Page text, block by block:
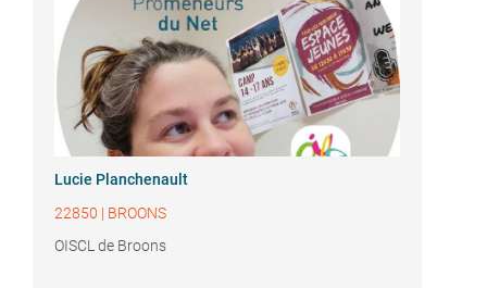
Lucie Planchenault
22850 | BROONS
OISCL de Broons